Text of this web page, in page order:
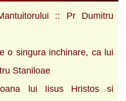
:: Pr Dumitru
o singura inchinare, ca lui
Staniloae
lui Iisus Hristos si